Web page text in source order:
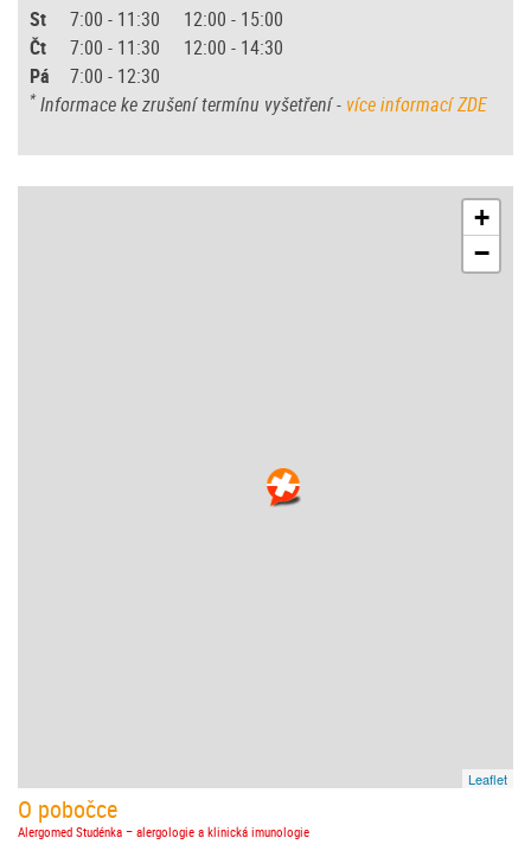
St
7:00 - 11:30 12:00 - 15:00
Čt
7:00 - 11:30 12:00 - 14:30
Pá
7:00 - 12:30
* Informace ke zrušení termínu vyšetření - více informací ZDE
+
−
Leaflet
O pobočce
Alergomed Studénka – alergologie a klinická imunologie